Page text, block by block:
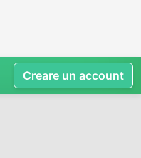
Creare un account